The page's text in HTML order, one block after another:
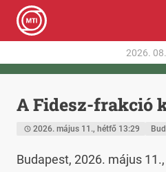
2026.
A Fidesz-frakció
2026. május 11., hétfő 13:29
Budapest, 2026. május